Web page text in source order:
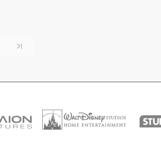
Nächste Seite